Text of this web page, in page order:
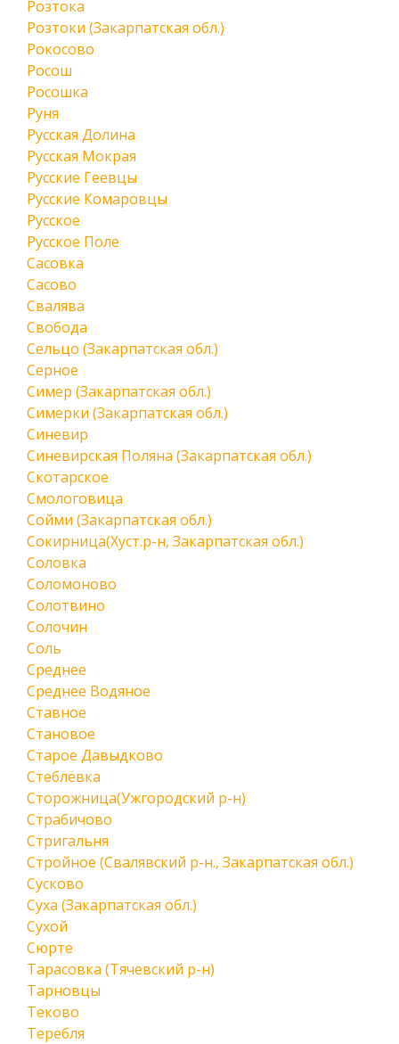
Розтока
Розтоки (Закарпатская обл.)
Рокосово
Росош
Росошка
Руня
Русская Долина
Русская Мокрая
Русские Геевцы
Русские Комаровцы
Русское
Русское Поле
Сасовка
Сасово
Свалява
Свобода
Сельцо (Закарпатская обл.)
Серное
Симер (Закарпатская обл.)
Симерки (Закарпатская обл.)
Синевир
Синевирская Поляна (Закарпатская обл.)
Скотарское
Смологовица
Сойми (Закарпатская обл.)
Сокирница(Хуст.р-н, Закарпатская обл.)
Соловка
Соломоново
Солотвино
Солочин
Соль
Среднее
Среднее Водяное
Ставное
Становое
Старое Давыдково
Стеблёвка
Сторожница(Ужгородский р-н)
Страбичово
Стригальня
Стройное (Свалявский р-н., Закарпатская обл.)
Сусково
Суха (Закарпатская обл.)
Сухой
Сюрте
Тарасовка (Тячевский р-н)
Тарновцы
Теково
Теребля